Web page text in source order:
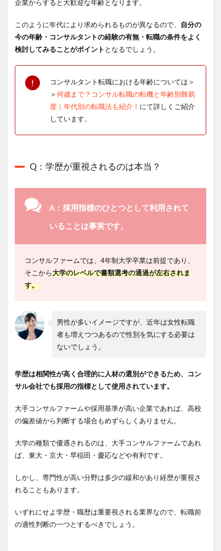
企業からすると大歓迎な年齢となります。
このように年代により求められるものが異なるので、
自分の
今の年齢・コンサルタントの経験の有無・転職の条件をよく
検討してみることがポイント となるでしょう。
コンサルタント転職における年齢については＞
＞何歳まで？コンサル転職の転機と年齢別難易
度｜年代別の転職法も紹介！ にて詳しくご紹介
しています。
Q：学歴が重視されるのは本当？
A：採用指標のひとつとして利用されて
いることは事実です。
コンサルファームでは、4年制大学卒業は前提であり、
そこから大学のレベルで書類選考の通過が左右されま
す。
男性が多いイメージですが、近年は女性転職
者も増えつつあるので性別を気にする必要は
ないでしょう。
学歴は相関性が高く合理的に人材の選別ができるため、コン
サル会社でも採用の指標として使用されています。
大手コンサルファームや採用基準が高い企業であれば、高校
の偏差値から判断する場合もめずらしくありません。
大学の種類で優遇されるのは、大手コンサルファームであれ
ば、東大・京大・早稲田・慶応などや有利です。
しかし、専門性が高い分野は多少の緩和があり経歴が重視さ
れることもあります。
いずれにせよ学歴・職歴は重要視される業界なので、転職前
の適性判断の一つとするべきでしょう。